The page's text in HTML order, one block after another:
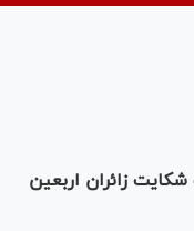
زائران اربعین